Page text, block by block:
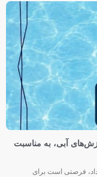
آبی، به مناسبت
آب، روایتگران تلاش و پیشرفت ۱۷ مرداد، فرصتی است برای